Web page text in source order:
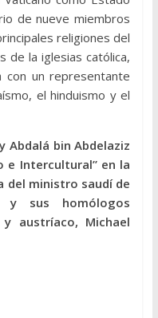
de nueve miembros
religiones del
de la iglesias católica,
con un representante
el hinduismo y el
Abdalá bin Abdelaziz
e Intercultural” en la
del ministro saudí de
y sus homólogos
y austríaco, Michael